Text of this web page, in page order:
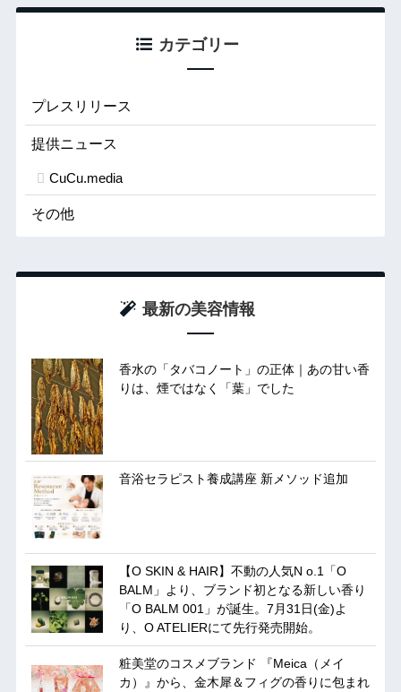
カテゴリー
プレスリリース
提供ニュース
CuCu.media
その他
最新の美容情報
香水の「タバコノート」の正体｜あの甘い香
りは、煙ではなく「葉」でした
音浴セラピスト養成講座 新メソッド追加
【O SKIN & HAIR】不動の人気N o.1「O
BALM」より、ブランド初となる新しい香り
「O BALM 001」が誕生。7月31日(金)よ
り、O ATELIERにて先行発売開始。
粧美堂のコスメブランド 『Meica（メイ
カ）』から、金木犀＆フィグの香りに包まれ